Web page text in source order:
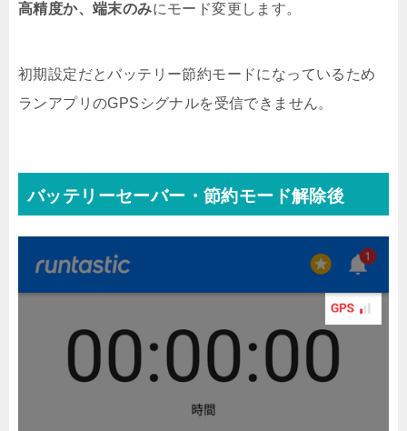
高精度か、端末のみにモード変更します。
初期設定だとバッテリー節約モードになっているため
ランアプリのGPSシグナルを受信できません。
バッテリーセーバー・節約モード解除後